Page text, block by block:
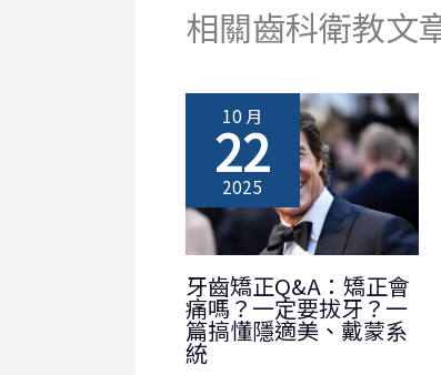
相關齒科衛教文
10 月
22
2025
牙齒矯正Q&A：矯正會
痛嗎？一定要拔牙？一
篇搞懂隱適美、戴蒙系
統